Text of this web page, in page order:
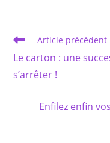
Read
articles
Article précédent
Le carton : une
s’arrêter !
Enfilez enfin